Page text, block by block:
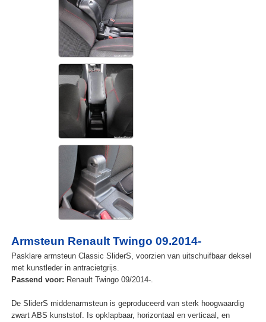
Armsteun Renault Twingo 09.2014-
Pasklare armsteun Classic SliderS, voorzien van uitschuifbaar deksel
met kunstleder in antracietgrijs.
Passend voor: Renault Twingo 09/2014-.
De SliderS middenarmsteun is geproduceerd van sterk hoogwaardig
zwart ABS kunststof. Is opklapbaar, horizontaal en verticaal, en